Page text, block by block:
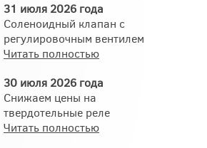
31 июля 2026 года
Соленоидный клапан с
регулировочным вентилем
Читать полностью
30 июля 2026 года
Снижаем цены на
твердотельные реле
Читать полностью